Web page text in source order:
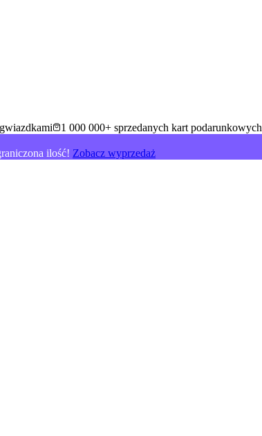
1 000 000+ sprzedanych kart podarunkowych
ilość! Zobacz wyprzedaż